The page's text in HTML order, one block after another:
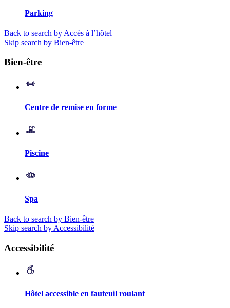
Parking
Back to search by Accès à l’hôtel
Skip search by Bien-être
Bien-être
Centre de remise en forme
Piscine
Spa
Back to search by Bien-être
Skip search by Accessibilité
Accessibilité
Hôtel accessible en fauteuil roulant